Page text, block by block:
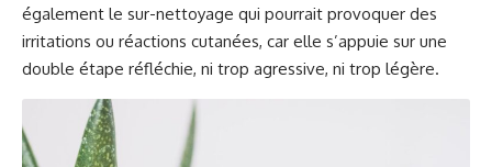
également le sur-nettoyage qui pourrait provoquer des
irritations ou réactions cutanées, car elle s’appuie sur une
double étape réfléchie, ni trop agressive, ni trop légère.